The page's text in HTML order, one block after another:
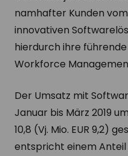
namhafter Kunden
innovativen
hierdurch ihre
Workforce
Der Umsatz mit
Januar bis März 2019
10,8 (Vj. Mio. EUR 9,2)
entspricht einem